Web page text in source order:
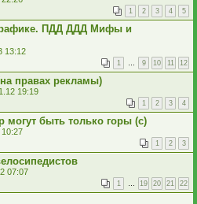
1 2 3 4 5
ПДД ДДД Мифы и
13:12
1 … 9 10 11 12
правах рекламы)
19:19
1 2 3 4
могут быть только горы (с)
1 2 3
07:07
1 … 19 20 21 22